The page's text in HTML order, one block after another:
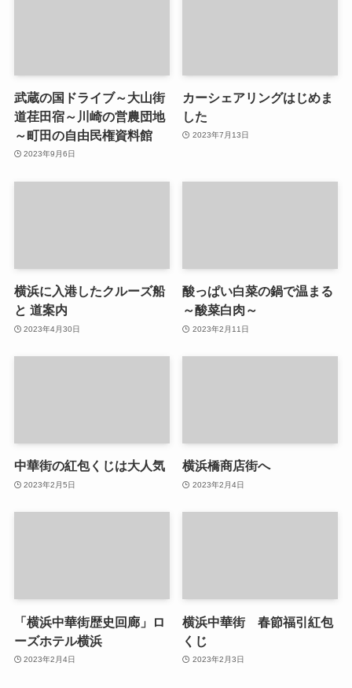
武蔵の国ドライブ～大山街
道荏田宿～川崎の営農団地
～町田の自由民権資料館
2023年9月6日
カーシェアリングはじめま
した
2023年7月13日
横浜に入港したクルーズ船
と 道案内
2023年4月30日
酸っぱい白菜の鍋で温まる
～酸菜白肉～
2023年2月11日
中華街の紅包くじは大人気
2023年2月5日
横浜橋商店街へ
2023年2月4日
「横浜中華街歴史回廊」ロ
ーズホテル横浜
2023年2月4日
横浜中華街 春節福引紅包
くじ
2023年2月3日